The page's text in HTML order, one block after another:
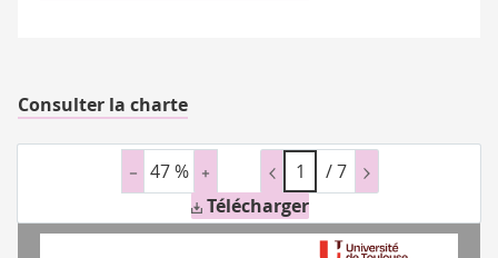
Consulter la charte
47 % /7
Télécharger